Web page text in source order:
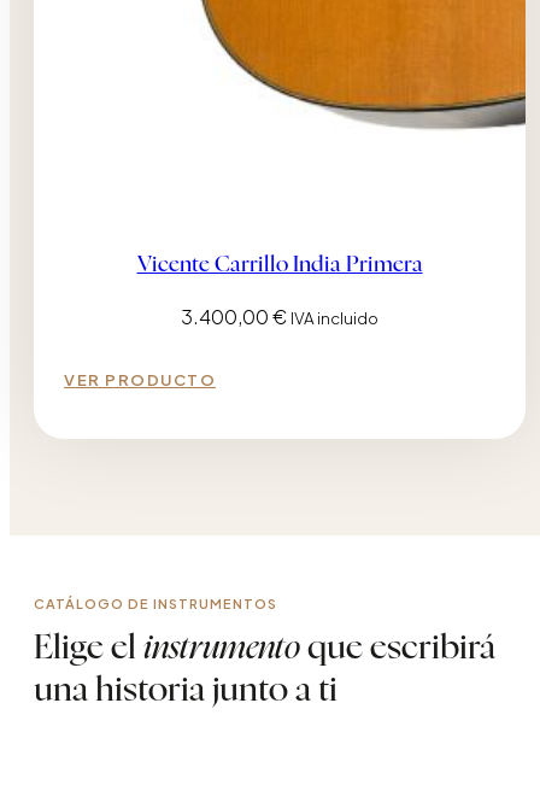
Vicente Carrillo India Primera
3.400,00€ IVA incluido
VER PRODUCTO
CATÁLOGO DE INSTRUMENTOS
Elige el instrumento que escribirá
una historia junto a ti